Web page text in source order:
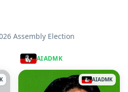
Assembly Election
AIADMK
AIADMK